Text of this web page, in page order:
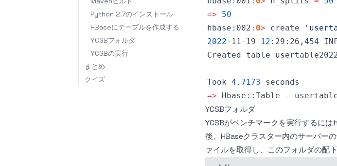
=>
50
hbase:002: 0> create
2022-11-19 12 :29:26,454
Created table
Took 4.7173
=>
YCSBフォルダ
YCSBがベンチマークを実行するに
後、HBaseクラスター内のサーバー
ァイルを取得し、このフォルダの配
Python 2.7のインストール
HBaseにテーブルを作成する
YCSBフォルダ
YCSBの実行
まとめ
クイズ